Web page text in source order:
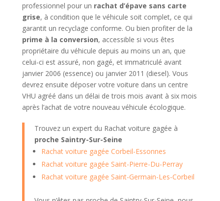
professionnel pour un rachat d’épave sans carte
grise, à condition que le véhicule soit complet, ce qui
garantit un recyclage conforme. Ou bien profiter de la
prime à la conversion, accessible si vous êtes
propriétaire du véhicule depuis au moins un an, que
celui-ci est assuré, non gagé, et immatriculé avant
janvier 2006 (essence) ou janvier 2011 (diesel). Vous
devrez ensuite déposer votre voiture dans un centre
VHU agréé dans un délai de trois mois avant à six mois
après l’achat de votre nouveau véhicule écologique.
Trouvez un expert du Rachat voiture gagée à
proche Saintry-Sur-Seine
Rachat voiture gagée Corbeil-Essonnes
Rachat voiture gagée Saint-Pierre-Du-Perray
Rachat voiture gagée Saint-Germain-Les-Corbeil